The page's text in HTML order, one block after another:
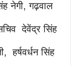
नेगी, गढ़वाल
देवेंद्र सिंह
हर्षवर्धन सिंह